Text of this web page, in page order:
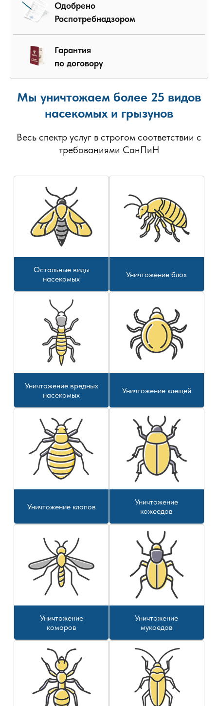
Одобрено
Роспотребнадзором
Гарантия
по договору
Мы уничтожаем более 25 видов
насекомых и грызунов
Весь спектр услуг в строгом соответствии с
требованиями СанПиН
Остальные виды
насекомых
Уничтожение блох
Уничтожение вредных
насекомых
Уничтожение клещей
Уничтожение клопов
Уничтожение
кожеедов
Уничтожение
комаров
Уничтожение
мукоедов